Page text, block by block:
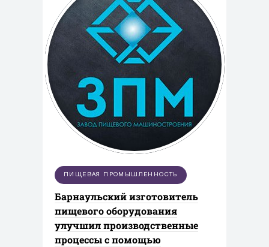
ПИЩЕВАЯ ПРОМЫШЛЕННОСТЬ
Барнаульский изготовитель
пищевого оборудования
улучшил производственные
процессы с помощью